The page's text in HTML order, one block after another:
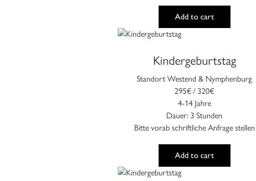
Add to cart
Kindergeburtstag
Standort Westend & Nymphenburg
295€ / 320€
4-14 Jahre
Dauer: 3 Stunden
Bitte vorab schriftliche Anfrage stellen
Add to cart
weist
Varianten
auf.
Die
Optionen
können
auf
der
Produktseite